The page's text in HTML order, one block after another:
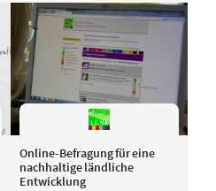
Online-Befragung für eine
nachhaltige ländliche
Entwicklung